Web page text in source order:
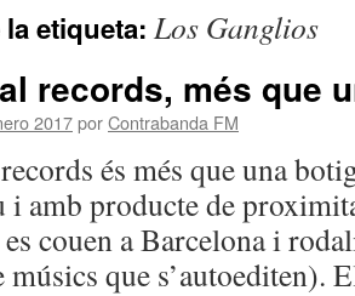
etiqueta: Los Ganglios
records, més que
2017porContrabanda FM
és més que una
i amb producte de
couen a Barcelona i
músics que